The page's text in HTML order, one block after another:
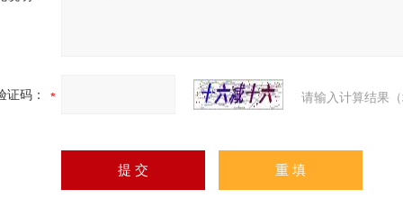
证码： 请输入计算结果